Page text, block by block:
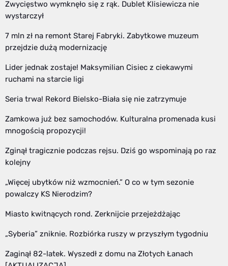
Zwycięstwo wymknęło się z rąk. Dublet Klisiewicza nie
wystarczył
7 mln zł na remont Starej Fabryki. Zabytkowe muzeum
przejdzie dużą modernizację
Lider jednak zostaje! Maksymilian Cisiec z ciekawymi
ruchami na starcie ligi
Seria trwa! Rekord Bielsko-Biała się nie zatrzymuje
Zamkowa już bez samochodów. Kulturalna promenada kusi
mnogością propozycji!
Zginął tragicznie podczas rejsu. Dziś go wspominają po raz
kolejny
„Więcej ubytków niż wzmocnień.” O co w tym sezonie
powalczy KS Nierodzim?
Miasto kwitnących rond. Zerknijcie przejeżdżając
„Syberia” zniknie. Rozbiórka ruszy w przyszłym tygodniu
Zaginął 82-latek. Wyszedł z domu na Złotych Łanach